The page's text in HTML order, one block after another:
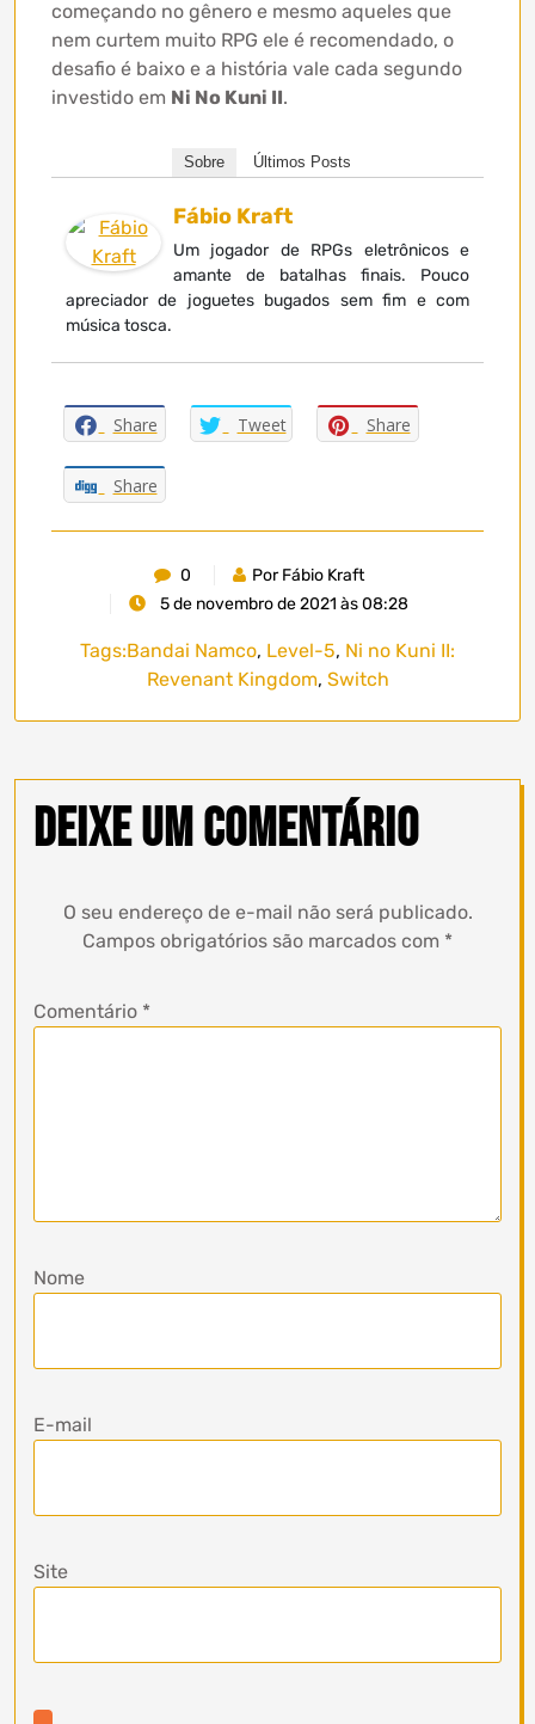
começando no gênero e mesmo aqueles que
nem curtem muito RPG ele é recomendado, o
desafio é baixo e a história vale cada segundo
investido em Ni No Kuni II.
Sobre Últimos Posts
Fábio Kraft
Um jogador de RPGs eletrônicos e
amante de batalhas finais. Pouco
apreciador de joguetes bugados sem fim e com
música tosca.
Share Tweet Share
Share
0
Por Fábio Kraft
5 de novembro de 2021 às 08:28
Tags:Bandai Namco, Level-5, Ni no Kuni II:
Revenant Kingdom, Switch
Deixe um comentário
O seu endereço de e-mail não será publicado.
Campos obrigatórios são marcados com *
Comentário *
Nome
E-mail
Site